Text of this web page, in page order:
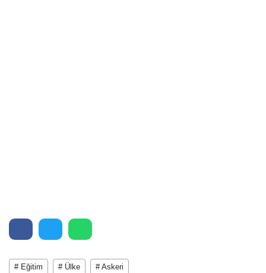
# Eğitim # Ülke # Askeri